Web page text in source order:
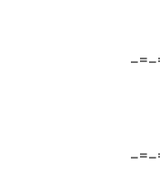
-=-
-=-